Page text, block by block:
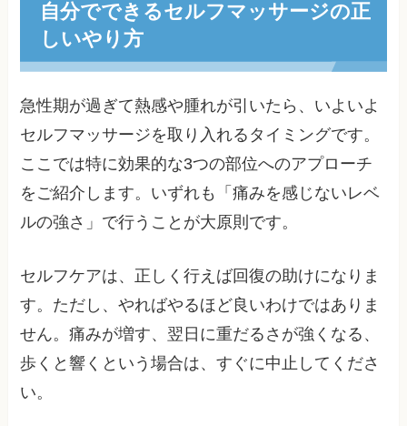
自分でできるセルフマッサージの正
しいやり方
急性期が過ぎて熱感や腫れが引いたら、いよいよ
セルフマッサージを取り入れるタイミングです。
ここでは特に効果的な3つの部位へのアプローチ
をご紹介します。いずれも「痛みを感じないレベ
ルの強さ」で行うことが大原則です。
セルフケアは、正しく行えば回復の助けになりま
す。ただし、やればやるほど良いわけではありま
せん。痛みが増す、翌日に重だるさが強くなる、
歩くと響くという場合は、すぐに中止してくださ
い。